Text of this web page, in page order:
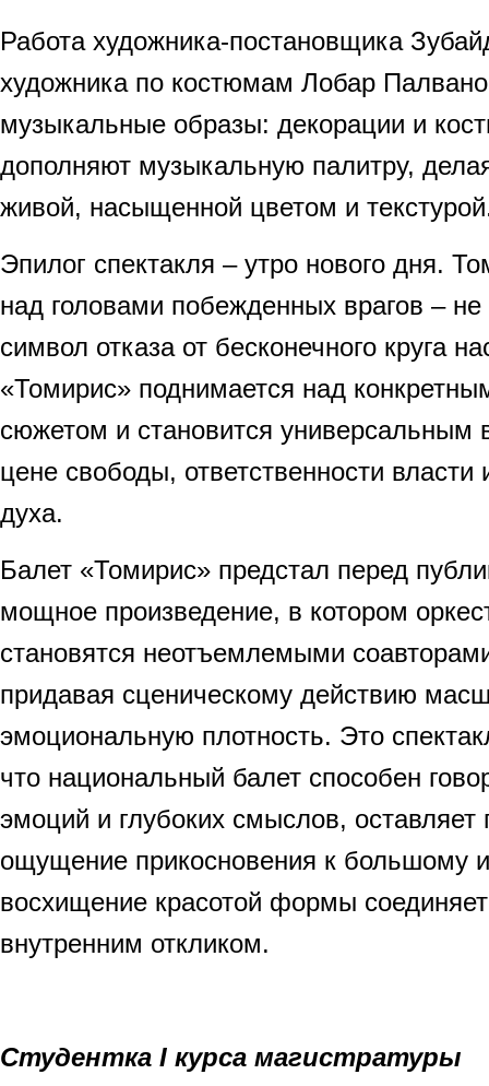
Работа художника-постановщика
художника по костюмам Лобар
музыкальные образы: декорации и
дополняют музыкальную палитру,
живой, насыщенной цветом и
Эпилог спектакля – утро нового дня.
над головами побежденных врагов – не
символ отказа от бесконечного круга
«Томирис» поднимается над
сюжетом и становится универсальным
цене свободы, ответственности власти
духа.
Балет «Томирис» предстал перед
мощное произведение, в котором
становятся неотъемлемыми
придавая сценическому действию
эмоциональную плотность. Это
что национальный балет способен
эмоций и глубоких смыслов, оставляет
ощущение прикосновения к большому
восхищение красотой формы
внутренним откликом.
Студентка I курса магистратуры